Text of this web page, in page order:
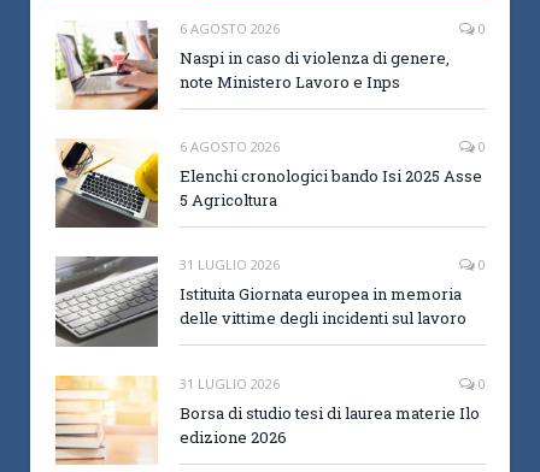
6 AGOSTO 2026 0
Naspi in caso di violenza di genere,
note Ministero Lavoro e Inps
6 AGOSTO 2026 0
Elenchi cronologici bando Isi 2025 Asse
5 Agricoltura
31 LUGLIO 2026 0
Istituita Giornata europea in memoria
delle vittime degli incidenti sul lavoro
31 LUGLIO 2026 0
Borsa di studio tesi di laurea materie Ilo
edizione 2026